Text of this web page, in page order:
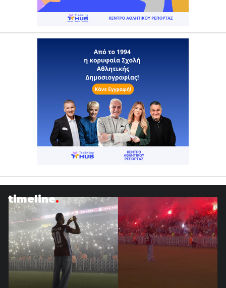
timeline